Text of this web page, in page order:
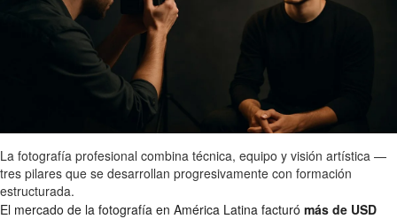
La fotografía profesional combina técnica, equipo y visión artística —
tres pilares que se desarrollan progresivamente con formación
estructurada.
El mercado de la fotografía en América Latina facturó más de USD